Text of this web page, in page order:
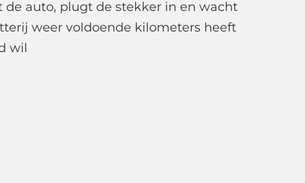
de auto, plugt de stekker in en wacht
weer voldoende kilometers heeft
wil